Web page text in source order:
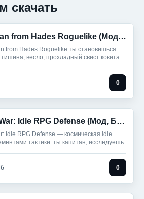
скачать
Ferryman from Hades Roguelike (Мод, Бесплатные покупки)
from Hades Roguelike ты становишься
весло, прохладный свист кокита.
0
Space War: Idle RPG Defense (Мод, Бесплатные покупки)
Idle RPG Defense — космическая idle
тактики: ты капитан, исследуешь
0